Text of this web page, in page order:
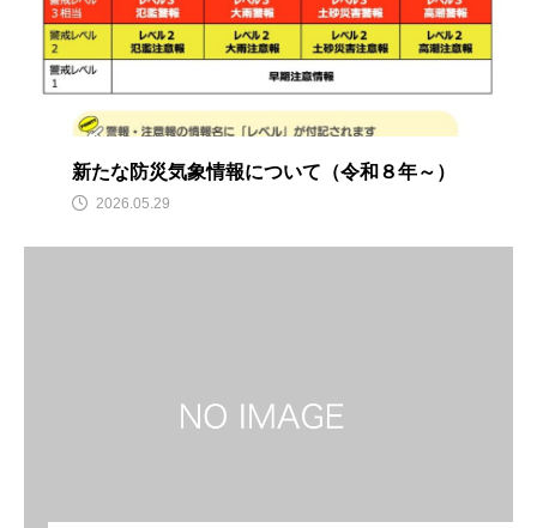
災害ボランティア募集
企業版ふるさと納税 災害ボランティア登録
FUND BORA-SHIKI 能登半島地震
オンライン 災害ボランティア活動支援基金
新たな防災気象情報について（令和８年～）
2026.05.29